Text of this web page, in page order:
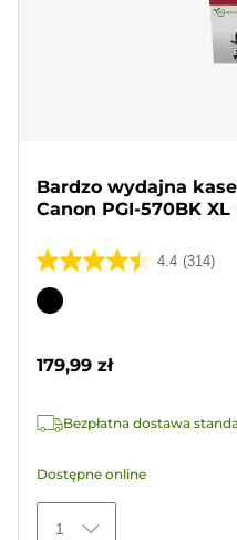
Bardzo wydajna
Canon PGI-570BK
4.4 (314)
4.4
na
314
Wkład
179,99 zł
Bezpłatna dostawa
Dostępne online
1